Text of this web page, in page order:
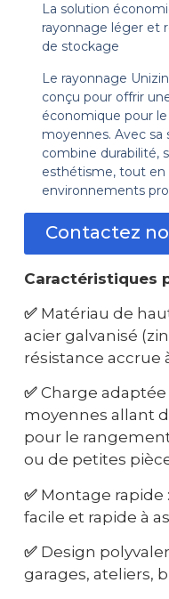
La solution
rayonnage léger et
de stockage
Le rayonnage
conçu pour offrir
économique pour
moyennes. Avec sa
combine durabilité,
esthétisme, tout en
environnements
Contactez
Caractéristiques
✅ Matériau de
acier galvanisé
résistance accrue
✅ Charge
moyennes allant
pour le
ou de petites
✅ Montage rapide
facile et rapide à
✅ Design
garages, ateliers,